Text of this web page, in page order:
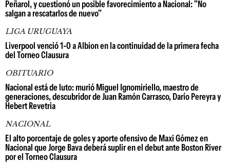
Peñarol, y cuestionó un posible favorecimiento a Nacional: "No
salgan a rescatarlos de nuevo"
LIGA URUGUAYA
Liverpool venció 1-0 a Albion en la continuidad de la primera fecha
del Torneo Clausura
OBITUARIO
Nacional está de luto: murió Miguel Ignomiriello, maestro de
generaciones, descubridor de Juan Ramón Carrasco, Darío Pereyra y
Hebert Revetria
NACIONAL
El alto porcentaje de goles y aporte ofensivo de Maxi Gómez en
Nacional que Jorge Bava deberá suplir en el debut ante Boston River
por el Torneo Clausura